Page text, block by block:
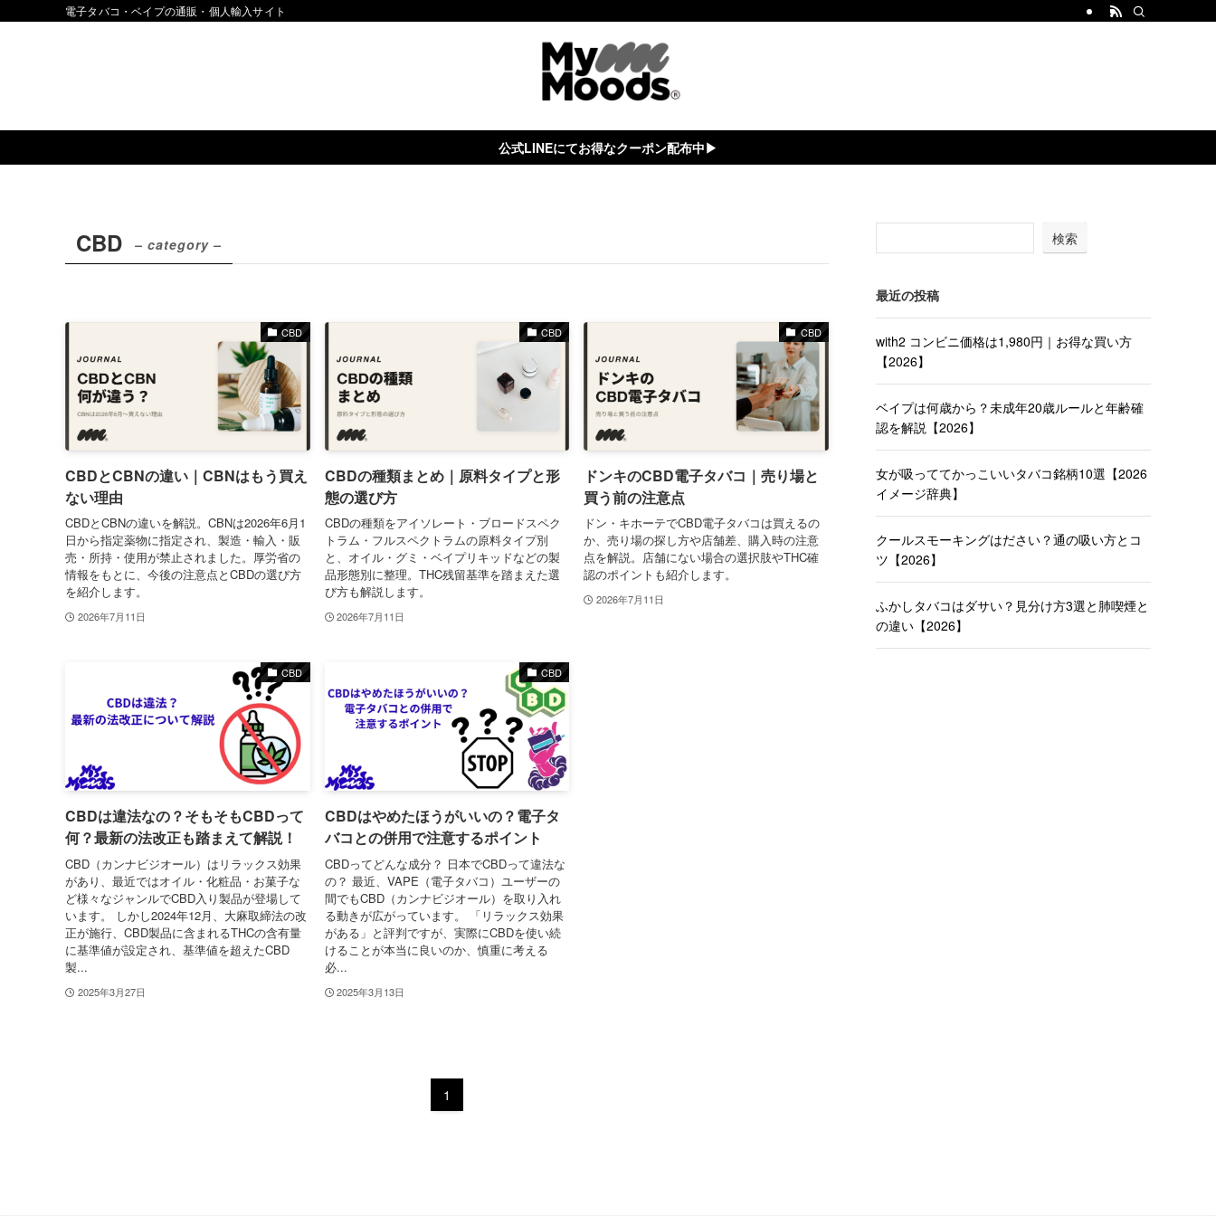
電子タバコ・ベイプの通販・個人輸入サイト
公式LINEにてお得なクーポン配布中▶︎
CBD – category –
CBD
CBDとCBNの違い｜CBNはもう買え
ない理由
CBDとCBNの違いを解説。CBNは2026年6月1
日から指定薬物に指定され、製造・輸入・販
売・所持・使用が禁止されました。厚労省の
情報をもとに、今後の注意点とCBDの選び方
を紹介します。
2026年7月11日
CBD
CBDの種類まとめ｜原料タイプと形
態の選び方
CBDの種類をアイソレート・ブロードスペク
トラム・フルスペクトラムの原料タイプ別
と、オイル・グミ・ベイプリキッドなどの製
品形態別に整理。THC残留基準を踏まえた選
び方も解説します。
2026年7月11日
CBD
ドンキのCBD電子タバコ｜売り場と
買う前の注意点
ドン・キホーテでCBD電子タバコは買えるの
か、売り場の探し方や店舗差、購入時の注意
点を解説。店舗にない場合の選択肢やTHC確
認のポイントも紹介します。
2026年7月11日
CBD
CBDは違法なの？そもそもCBDって
何？最新の法改正も踏まえて解説！
CBD（カンナビジオール）はリラックス効果
があり、最近ではオイル・化粧品・お菓子な
ど様々なジャンルでCBD入り製品が登場して
います。 しかし2024年12月、大麻取締法の改
正が施行、CBD製品に含まれるTHCの含有量
に基準値が設定され、基準値を超えたCBD
製...
2025年3月27日
CBD
CBDはやめたほうがいいの？電子タ
バコとの併用で注意するポイント
CBDってどんな成分？ 日本でCBDって違法な
の？ 最近、VAPE（電子タバコ）ユーザーの
間でもCBD（カンナビジオール）を取り入れ
る動きが広がっています。 「リラックス効果
がある」と評判ですが、実際にCBDを使い続
けることが本当に良いのか、慎重に考える
必...
2025年3月13日
1
検索
最近の投稿
with2 コンビニ価格は1,980円｜お得な買い方
【2026】
ベイプは何歳から？未成年20歳ルールと年齢確
認を解説【2026】
女が吸っててかっこいいタバコ銘柄10選【2026
イメージ辞典】
クールスモーキングはださい？通の吸い方とコ
ツ【2026】
ふかしタバコはダサい？見分け方3選と肺喫煙と
の違い【2026】